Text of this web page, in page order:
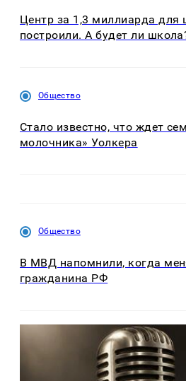
Центр за 1,3 миллиарда для
построили. А будет ли
Общество
Стало известно, что ждет
молочника» Уолкера
Общество
В МВД напомнили, когда
гражданина РФ